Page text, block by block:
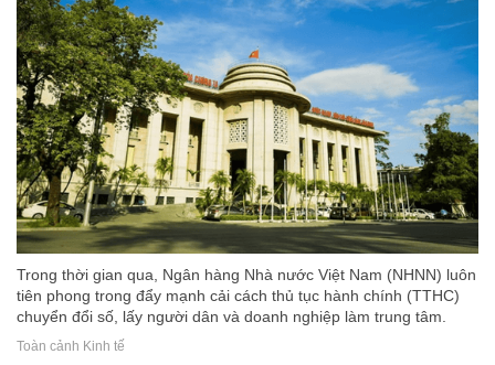
Trong thời gian qua, Ngân hàng Nhà nước Việt Nam (NHNN) luôn
tiên phong trong đẩy mạnh cải cách thủ tục hành chính (TTHC)
chuyển đổi số, lấy người dân và doanh nghiệp làm trung tâm.
Toàn cảnh Kinh tế